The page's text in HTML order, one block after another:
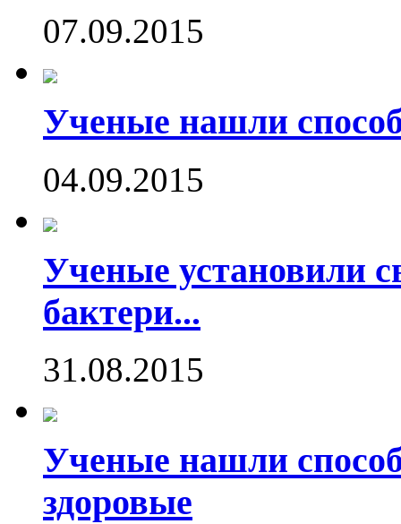
07.09.2015
Ученые нашли
04.09.2015
Ученые установили
бактери...
31.08.2015
Ученые нашли
здоровые